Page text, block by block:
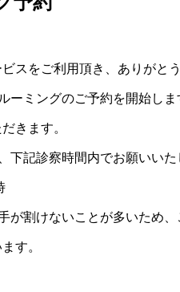
スをご利用頂き、ありがとう
ーミングのご予約を開始しま
きます。
記診察時間内でお願いいた
割けないことが多いため、
す。